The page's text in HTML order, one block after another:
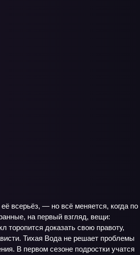
всерьёз, — но всё меняется, когда по
на первый взгляд, вещи:
торопится доказать свою правоту,
Тихая Вода не решает проблемы
В первом сезоне подростки учатся